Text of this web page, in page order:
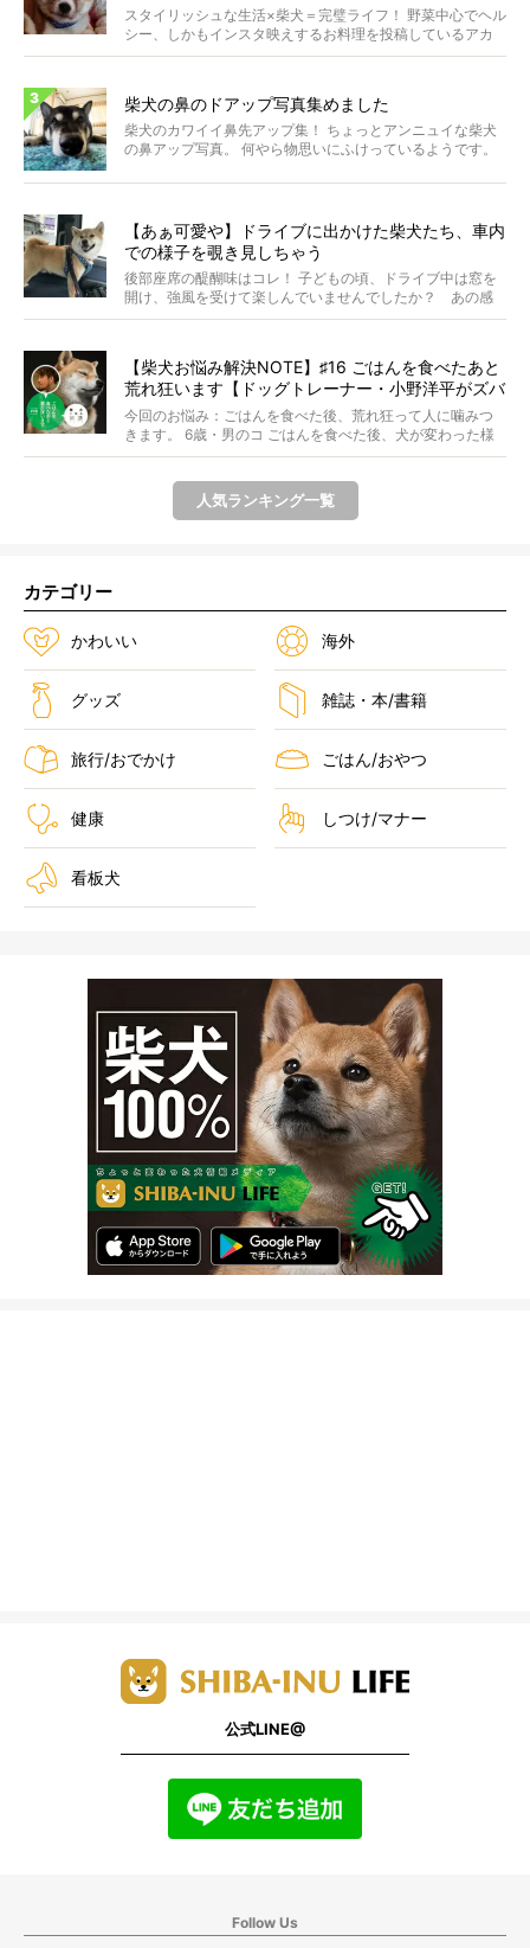
スタイリッシュな生活×柴犬＝完璧ライフ！ 野菜中心でヘル
シー、しかもインスタ映えするお料理を投稿しているアカ
ウ...
柴犬の鼻のドアップ写真集めました
柴犬のカワイイ鼻先アップ集！ ちょっとアンニュイな柴犬
の鼻アップ写真。 何やら物思いにふけっているようです。
【あぁ可愛や】ドライブに出かけた柴犬たち、車内
での様子を覗き見しちゃう
後部座席の醍醐味はコレ！ 子どもの頃、ドライブ中は窓を
開け、強風を受けて楽しんでいませんでしたか？ あの感
じが...
【柴犬お悩み解決NOTE】♯16 ごはんを食べたあと
荒れ狂います【ドッグトレーナー・小野洋平がズバ
リ回答】
今回のお悩み：ごはんを食べた後、荒れ狂って人に噛みつ
きます。 6歳・男のコ ごはんを食べた後、犬が変わった様
に...
人気ランキング一覧
カテゴリー
かわいい 海外
グッズ 雑誌・本/書籍
旅行/おでかけ ごはん/おやつ
健康 しつけ/マナー
看板犬
公式LINE@
Follow Us